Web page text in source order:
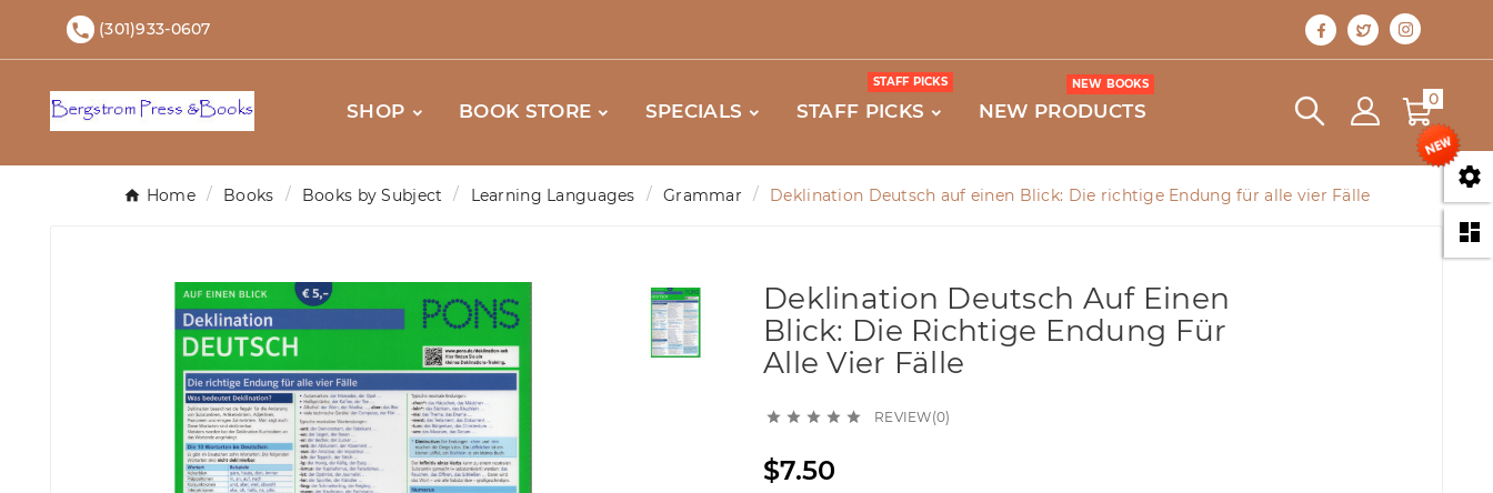


 (301)933-0607
SHOP BOOK STORE SPECIALS STAFF PICKS
STAFF PICKS
NEW PRODUCTS
NEW BOOKS
0
Home Books Books by Subject Learning Languages Grammar Deklination Deutsch auf einen Blick: Die richtige Endung für alle vier Fälle
Deklination Deutsch Auf Einen
Blick: Die Richtige Endung Für
Alle Vier Fälle
     REVIEW(0)
$7.50